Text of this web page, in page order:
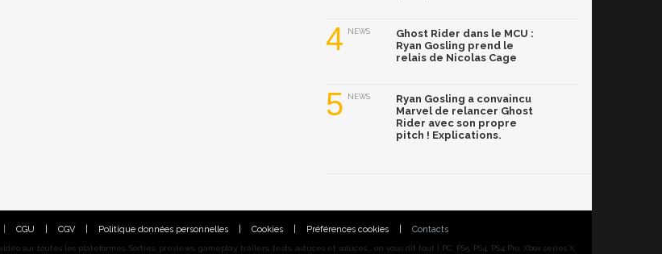
4 NEWS
Ghost Rider dans le MCU :
Ryan Gosling prend le
relais de Nicolas Cage
5 NEWS
Ryan Gosling a convaincu
Marvel de relancer Ghost
Rider avec son propre
pitch ! Explications.
CGU CGV Politique données personnelles Cookies Préférences cookies Contacts
sur toutes les plateformes. Sorties, previews, gameplay, trailers, tests, astuces et soluces... on vous dit tout ! PC, PS5, PS4, PS4 Pro, Xbox series X,